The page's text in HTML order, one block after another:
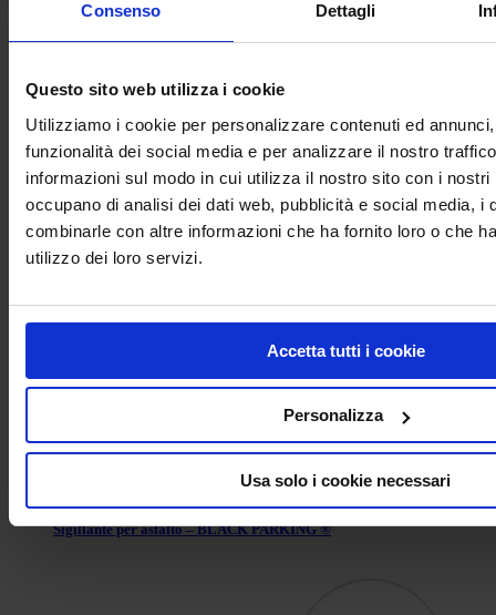
Consenso Dettagli
Questo sito web utilizza i cookie
Utilizziamo i cookie per personalizzare contenuti ed
funzionalità dei social media e per analizzare il nostro
informazioni sul modo in cui utilizza il nostro sito con i nostri
occupano di analisi dei dati web, pubblicità e social media, i
combinarle con altre informazioni che ha fornito loro o che
utilizzo dei loro servizi.
Accetta tutti i cookie
Personalizza
Usa solo i cookie necessari
Asfalto vegetale a freddo – Traffic Asphalt Extra
Sigillante per asfalto – BLACK PARKING ®